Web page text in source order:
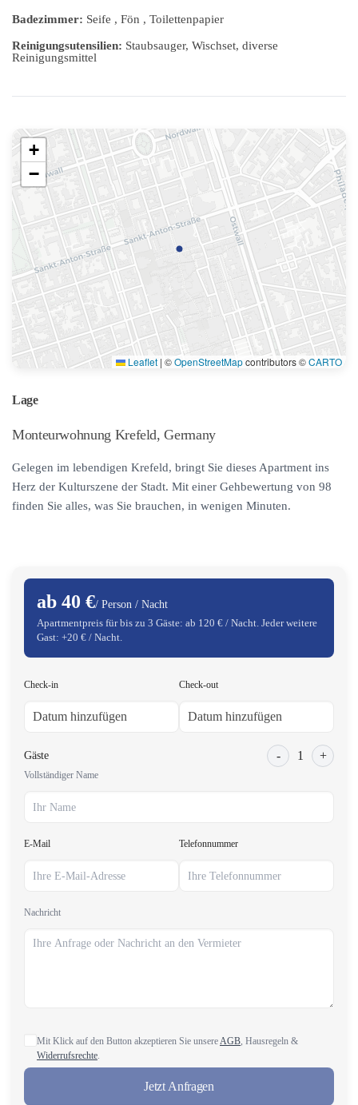
Badezimmer: Seife , Fön , Toilettenpapier
Reinigungsutensilien: Staubsauger, Wischset, diverse
Reinigungsmittel
+
−
Leaflet | ©OpenStreetMapcontributors ©CARTO
Lage
Monteurwohnung Krefeld, Germany
Gelegen im lebendigen Krefeld, bringt Sie dieses Apartment ins
Herz der Kulturszene der Stadt. Mit einer Gehbewertung von 98
finden Sie alles, was Sie brauchen, in wenigen Minuten.
ab 40 €/ Person / Nacht
Apartmentpreis für bis zu 3 Gäste: ab 120 € / Nacht. Jeder weitere
Gast: +20 € / Nacht.
Check-in Check-out
Gäste - 1 +
Vollständiger Name
E-Mail Telefonnummer
Nachricht
Mit Klick auf den Button akzeptieren Sie unsereAGB, Hausregeln &
Widerrufsrechte.
Jetzt Anfragen